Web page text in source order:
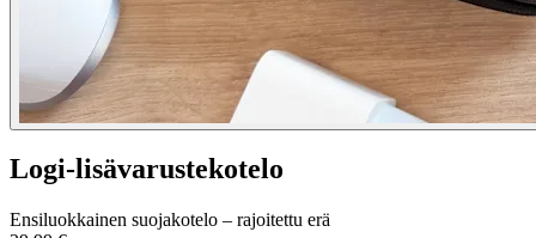
Logi-lisävarustekotelo
Ensiluokkainen suojakotelo – rajoitettu erä